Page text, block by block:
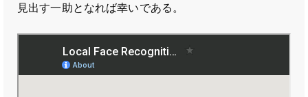
見出す一助となれば幸いである。